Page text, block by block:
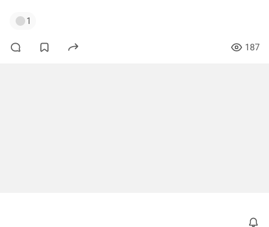
1
187